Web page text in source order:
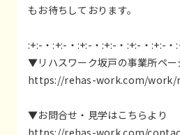
もお待ちしております。
:+:-・:+:-・:+:-・:+:-・:+:-・:+:-・
▼リハスワーク坂戸の事業所ペー
https://rehas-work.com/work/
▼お問合せ・見学はこちらより
https://rehas-work.com/